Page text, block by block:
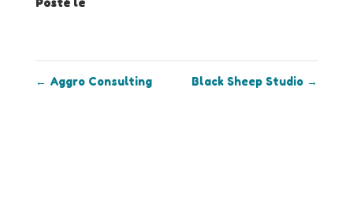
Posté le
← Aggro Consulting Black Sheep Studio →